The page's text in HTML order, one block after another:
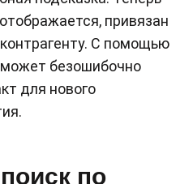
привязан
С помощью
безошибочно
для нового
по